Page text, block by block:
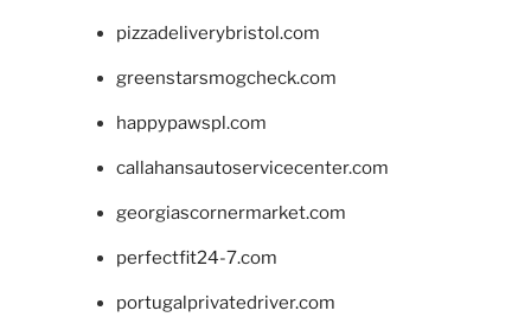
pizzadeliverybristol.com
greenstarsmogcheck.com
happypawspl.com
callahansautoservicecenter.com
georgiascornermarket.com
perfectfit24-7.com
portugalprivatedriver.com